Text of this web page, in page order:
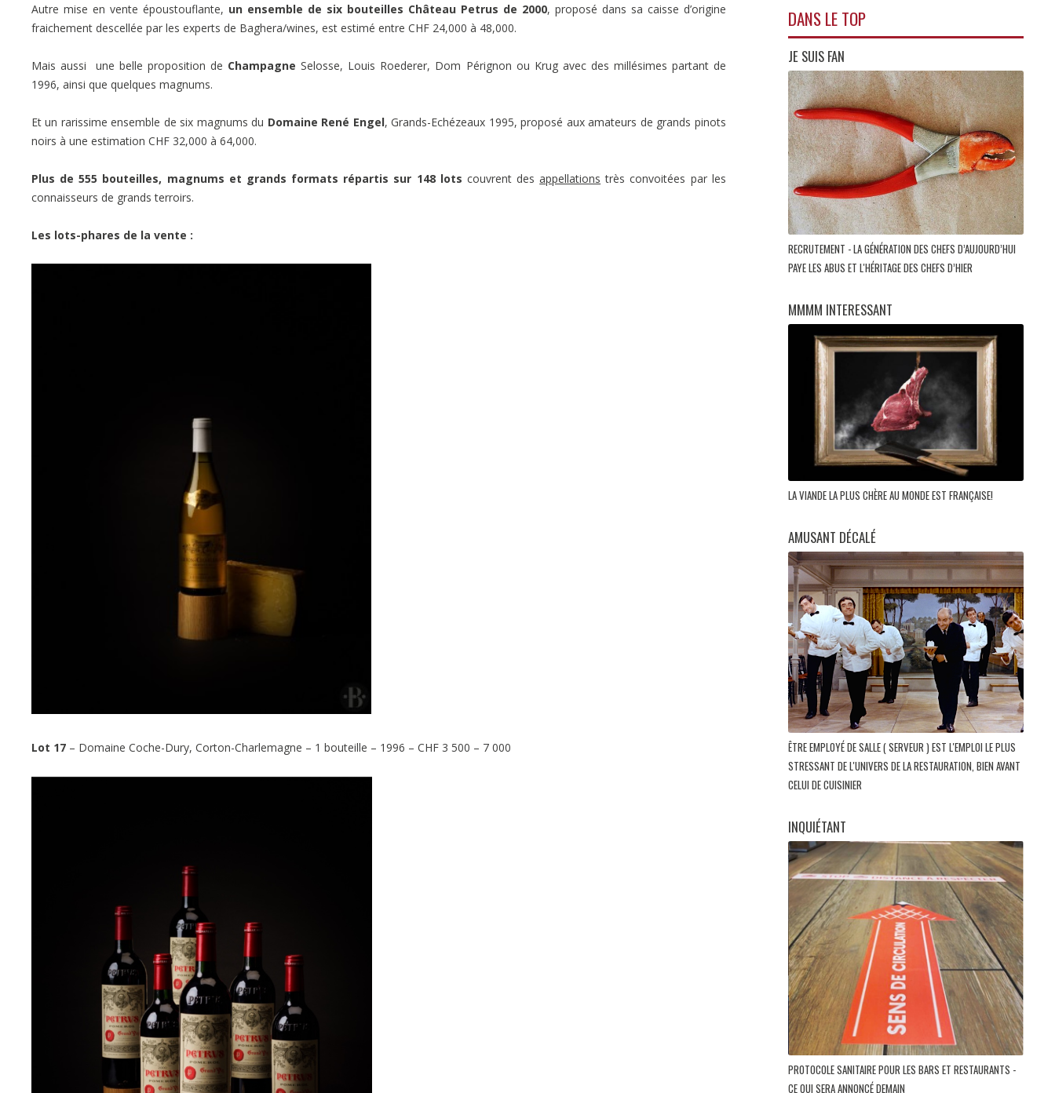
Autre mise en vente époustouflante, un ensemble de six bouteilles Château Petrus de 2000, proposé dans sa caisse d’origine
fraichement descellée par les experts de Baghera/wines, est estimé entre CHF 24,000 à 48,000.
Mais aussi une belle proposition de ChampagneSelosse, Louis Roederer, Dom Pérignon ou Krug avec des millésimes partant de
1996, ainsi que quelques magnums.
Et un rarissime ensemble de six magnums du Domaine René Engel, Grands-Echézeaux 1995, proposé aux amateurs de grands pinots
noirs à une estimation CHF 32,000 à 64,000.
Plus de 555 bouteilles, magnums et grands formats répartis sur 148 lots couvrent desappellations très convoitées par les
connaisseurs de grands terroirs.
Les lots-phares de la vente :
Lot 17 – Domaine Coche-Dury, Corton-Charlemagne – 1 bouteille – 1996 – CHF 3 500 – 7 000
DANS LE TOP
JE SUIS FAN
RECRUTEMENT - LA GÉNÉRATION DES CHEFS D’AUJOURD’HUI
PAYE LES ABUS ET L'HÉRITAGE DES CHEFS D’HIER
MMMM INTERESSANT
LA VIANDE LA PLUS CHÈRE AU MONDE EST FRANÇAISE!
AMUSANT DÉCALÉ
ÊTRE EMPLOYÉ DE SALLE ( SERVEUR ) EST L'EMPLOI LE PLUS
STRESSANT DE L'UNIVERS DE LA RESTAURATION, BIEN AVANT
CELUI DE CUISINIER
INQUIÉTANT
PROTOCOLE SANITAIRE POUR LES BARS ET RESTAURANTS -
CE QUI SERA ANNONCÉ DEMAIN